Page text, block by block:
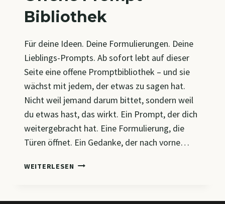
Bibliothek
Für deine Ideen. Deine Formulierungen. Deine
Lieblings-Prompts. Ab sofort lebt auf dieser
Seite eine offene Promptbibliothek – und sie
wächst mit jedem, der etwas zu sagen hat.
Nicht weil jemand darum bittet, sondern weil
du etwas hast, das wirkt. Ein Prompt, der dich
weitergebracht hat. Eine Formulierung, die
Türen öffnet. Ein Gedanke, der nach vorne…
WEITERLESEN OFFENE